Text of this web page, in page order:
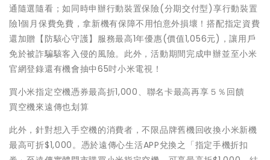
通隨選隨看；如同時申辦行動裝置保險(分期交付型)享行動裝置
險1個月保費免費，拿新機有保障不用怕意外損壞！搭配指定資費
還加贈【防駭心守護】服務最高1年優惠(價值1,056元)，讓用戶
免於被詐騙駭客入侵的風險。此外，活動期間完成申辦並至小米
官網登錄還有機會抽中65吋小米電視！
買小米指定空機憑券最高折1,000、聯名卡最高再享５％回饋
買空機來遠傳也划算
此外，針對想入手空機的消費者，不限品牌舊機回收換小米新機
最高可折$1,000。憑於遠傳心生活APP兌換之「指定手機折扣